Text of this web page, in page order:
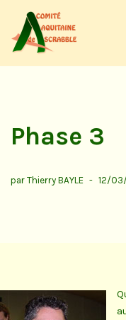
Aller
au
Phase 3
par Thierry BAYLE 12/